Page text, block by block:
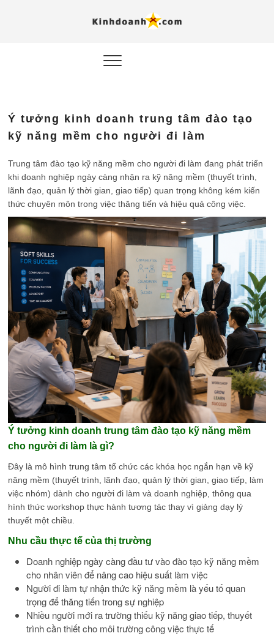
AI
Ý tưởng kinh doanh trung tâm đào tạo
kỹ năng mềm cho người đi làm
Trung tâm đào tạo kỹ năng mềm cho người đi làm đang phát triển
khi doanh nghiệp ngày càng nhận ra kỹ năng mềm (thuyết trình,
lãnh đạo, quản lý thời gian, giao tiếp) quan trọng không kém kiến
thức chuyên môn trong việc thăng tiến và hiệu quả công việc.
Ý tưởng kinh doanh trung tâm đào tạo kỹ năng mềm
cho người đi làm là gì?
Đây là mô hình trung tâm tổ chức các khóa học ngắn hạn về kỹ
năng mềm (thuyết trình, lãnh đạo, quản lý thời gian, giao tiếp, làm
việc nhóm) dành cho người đi làm và doanh nghiệp, thông qua
hình thức workshop thực hành tương tác thay vì giảng dạy lý
thuyết một chiều.
Nhu cầu thực tế của thị trường
Doanh nghiệp ngày càng đầu tư vào đào tạo kỹ năng mềm
cho nhân viên để nâng cao hiệu suất làm việc
Người đi làm tự nhận thức kỹ năng mềm là yếu tố quan
trọng để thăng tiến trong sự nghiệp
Nhiều người mới ra trường thiếu kỹ năng giao tiếp, thuyết
trình cần thiết cho môi trường công việc thực tế